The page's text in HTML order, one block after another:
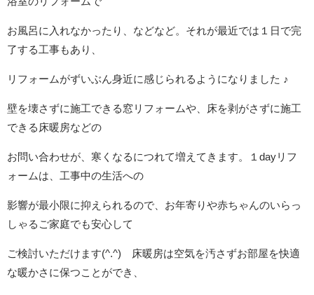
お風呂に入れなかったり、などなど。それが最近では１日で完
了する工事もあり、
リフォームがずいぶん身近に感じられるようになりました ♪
壁を壊さずに施工できる窓リフォームや、床を剥がさずに施工
できる床暖房などの
お問い合わせが、寒くなるにつれて増えてきます。１dayリフ
ォームは、工事中の生活への
影響が最小限に抑えられるので、お年寄りや赤ちゃんのいらっ
しゃるご家庭でも安心して
ご検討いただけます(^.^) 床暖房は空気を汚さずお部屋を快適
な暖かさ に保つことができ、